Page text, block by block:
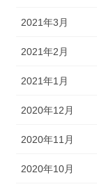
2021年3月
2021年2月
2021年1月
2020年12月
2020年11月
2020年10月